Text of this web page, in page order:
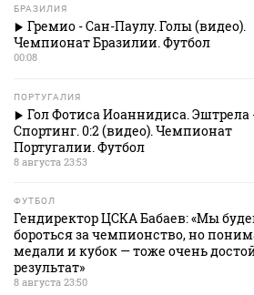
БРАЗИЛИЯ
Гремио - Сан-Паулу. Голы (видео).
Чемпионат Бразилии. Футбол
00:08
ПОРТУГАЛИЯ
Гол Фотиса Иоаннидиса. Эштрела
Спортинг. 0:2 (видео). Чемпионат
Португалии. Футбол
8 августа 23:53
ФУТБОЛ
Гендиректор ЦСКА Бабаев: «Мы
бороться за чемпионство, но
медали и кубок — тоже очень
результат»
8 августа 23:50